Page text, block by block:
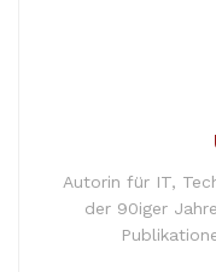
Autorin für IT,
der 90iger